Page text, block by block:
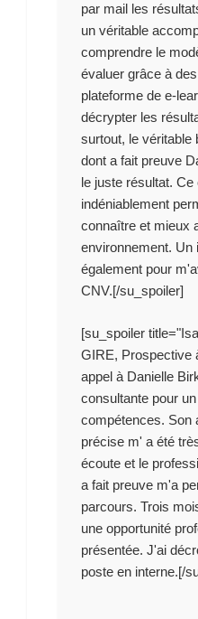
par mail les
un véritable
comprendre le
évaluer grâce à
plateforme de e-
décrypter les
surtout, le véritable
dont a fait preuve
le juste résultat.
indéniablement
connaître et mieux
environnement.
également pour
CNV.[/su_spoiler]
[su_spoiler
GIRE, Prospective
appel à Danielle
consultante pour
compétences. Son
précise m' a été
écoute et le
a fait preuve m'a
parcours. Trois
une opportunité
présentée. J'ai
poste en interne.[/